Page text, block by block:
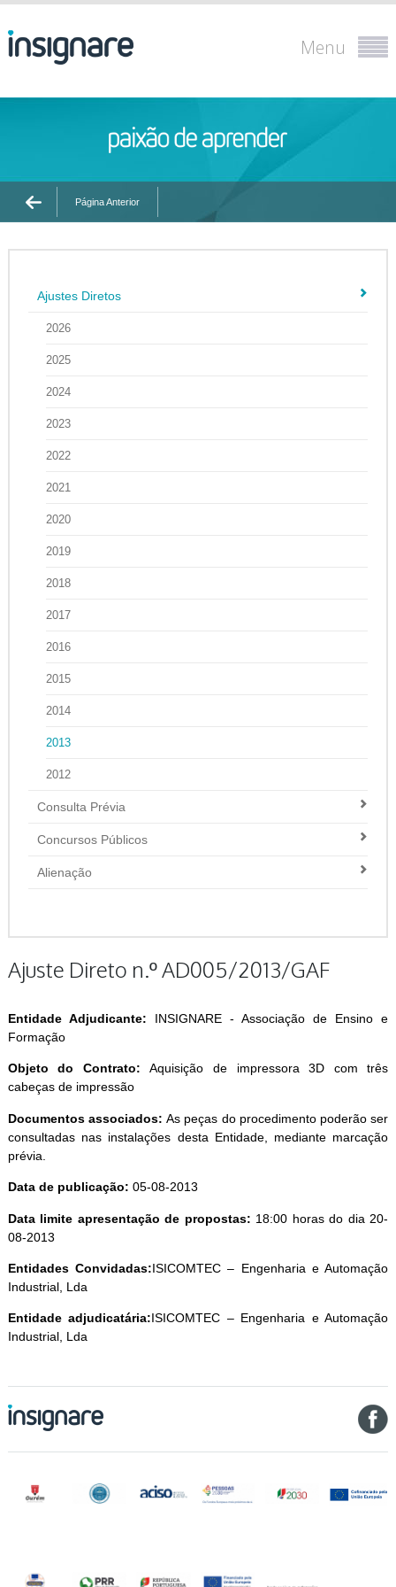
Menu
Página Anterior
Ajustes Diretos
2026
2025
2024
2023
2022
2021
2020
2019
2018
2017
2016
2015
2014
2013
2012
Consulta Prévia
Concursos Públicos
Alienação
Ajuste Direto n.º AD005/2013/GAF
Entidade Adjudicante: INSIGNARE - Associação de Ensino e
Formação
Objeto do Contrato: Aquisição de impressora 3D com três
cabeças de impressão
Documentos associados:As peças do procedimento poderão ser
consultadas nas instalações desta Entidade, mediante marcação
prévia.
Data de publicação: 05-08-2013
Data limite apresentação de propostas: 18:00 horas do dia 20-
08-2013
Entidades Convidadas:ISICOMTEC – Engenharia e Automação
Industrial, Lda
Entidade adjudicatária:ISICOMTEC – Engenharia e Automação
Industrial, Lda